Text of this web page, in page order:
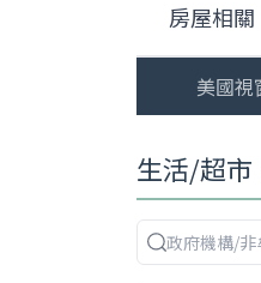
房屋相關
美國視
生活/超市